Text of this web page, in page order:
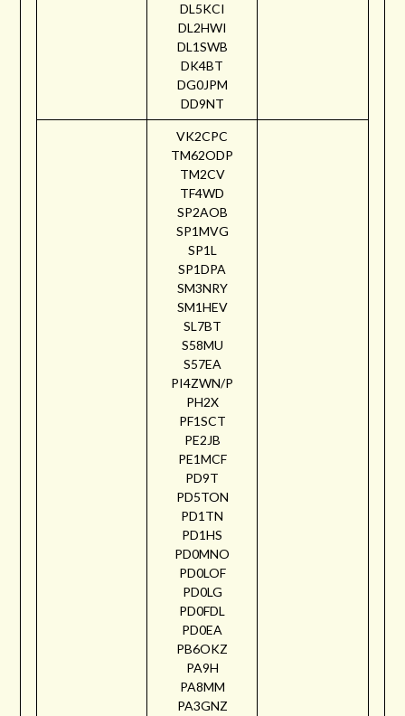
DL5KCI
DL2HWI
DL1SWB
DK4BT
DG0JPM
DD9NT
VK2CPC
TM62ODP
TM2CV
TF4WD
SP2AOB
SP1MVG
SP1L
SP1DPA
SM3NRY
SM1HEV
SL7BT
S58MU
S57EA
PI4ZWN/P
PH2X
PF1SCT
PE2JB
PE1MCF
PD9T
PD5TON
PD1TN
PD1HS
PD0MNO
PD0LOF
PD0LG
PD0FDL
PD0EA
PB6OKZ
PA9H
PA8MM
PA3GNZ